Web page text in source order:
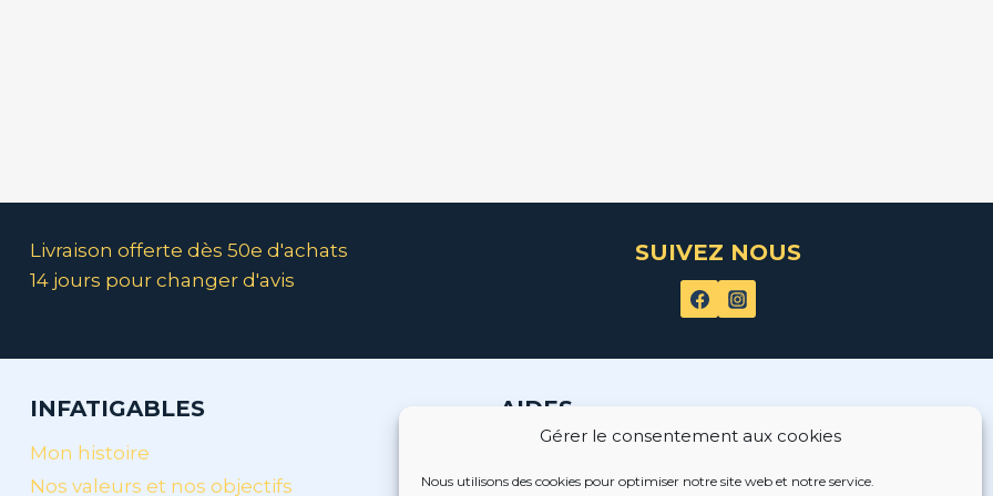
Gérer le consentement aux cookies
Nous utilisons des cookies pour optimiser notre site web et notre service.
Livraison offerte dès 50e d'achats
14 jours pour changer d'avis
SUIVEZ NOUS
INFATIGABLES
Mon histoire
Nos valeurs et nos objectifs
AIDES
Livraison et retour